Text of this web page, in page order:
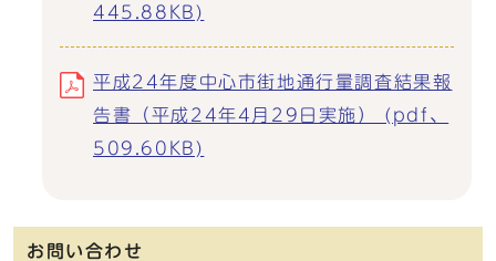
445.88KB)
平成24年度中心市街地通行量調査結果報
告書（平成24年4月29日実施） (pdf、
509.60KB)
お問い合わせ